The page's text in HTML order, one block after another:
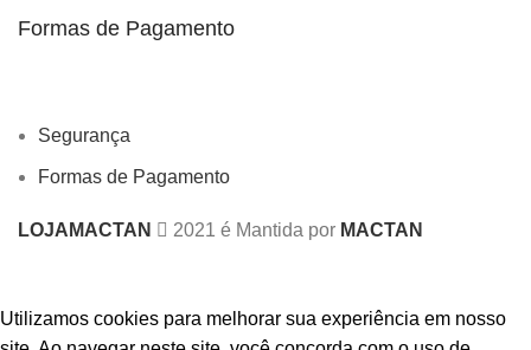
Formas de Pagamento
Segurança
Formas de Pagamento
LOJAMACTAN 2021 é Mantida por MACTAN
Utilizamos cookies para melhorar sua experiência em nosso